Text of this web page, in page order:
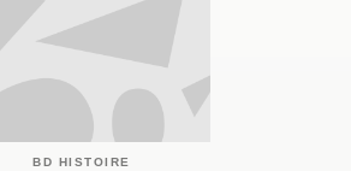
BD HISTOIRE